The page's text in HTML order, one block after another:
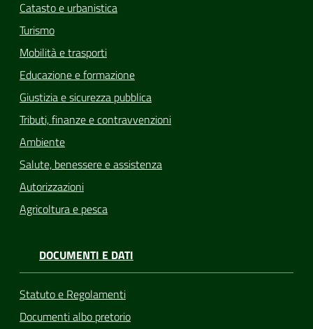
Catasto e urbanistica
Turismo
Mobilità e trasporti
Educazione e formazione
Giustizia e sicurezza pubblica
Tributi, finanze e contravvenzioni
Ambiente
Salute, benessere e assistenza
Autorizzazioni
Agricoltura e pesca
DOCUMENTI E DATI
Statuto e Regolamenti
Documenti albo pretorio